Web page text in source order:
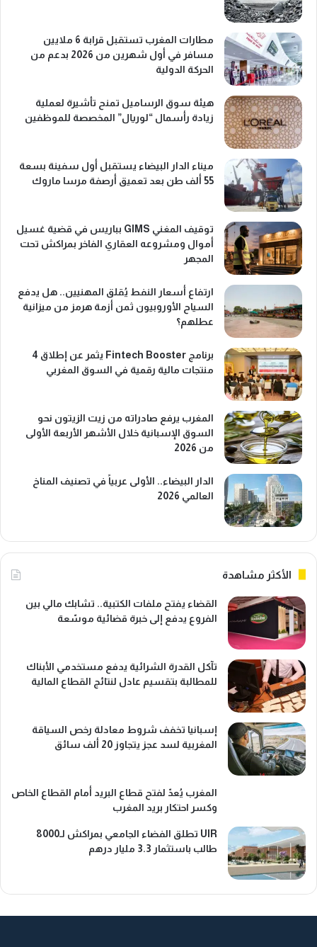
مطارات المغرب تستقبل قرابة 6 ملايين
مسافر في أول شهرين من 2026 بدعم من
الحركة الدولية
هيئة سوق الرساميل تمنح تأشيرة لعملية
زيادة رأسمال “لوريال” المخصصة للموظفين
ميناء الدار البيضاء يستقبل أول سفينة بسعة
55 ألف طن بعد تعميق أرصفة مرسا ماروك
توقيف المغني GIMS بباريس في قضية غسيل
أموال ومشروعه العقاري الفاخر بمراكش تحت
المجهر
ارتفاع أسعار النفط يُقلق المهنيين.. هل يدفع
السياح الأوروبيون ثمن أزمة هرمز من ميزانية
عطلهم؟
برنامج Fintech Booster يثمر عن إطلاق 4
منتجات مالية رقمية في السوق المغربي
المغرب يرفع صادراته من زيت الزيتون نحو
السوق الإسبانية خلال الأشهر الأربعة الأولى
من 2026
الدار البيضاء.. الأولى عربياً في تصنيف المناخ
العالمي 2026
الأكثر مشاهدة
القضاء يفتح ملفات الكتبية.. تشابك مالي بين
الفروع يدفع إلى خبرة قضائية موسّعة
تآكل القدرة الشرائية يدفع مستخدمي الأبناك
للمطالبة بتقسيم عادل لنتائج القطاع المالية
إسبانيا تخفف شروط معادلة رخص السياقة
المغربية لسد عجز يتجاوز 20 ألف سائق
المغرب يُعدّ لفتح قطاع البريد أمام القطاع الخاص
وكسر احتكار بريد المغرب
UIR تطلق الفضاء الجامعي بمراكش لـ8000
طالب باستثمار 3.3 مليار درهم